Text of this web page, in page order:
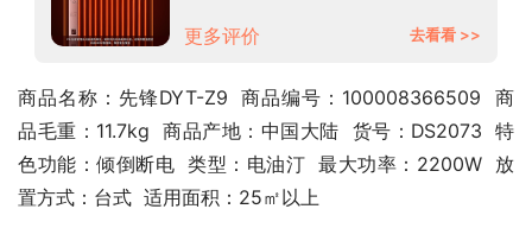
更多评价 去看看 >>
商品名称：先锋DYT-Z9  商品编号：100008366509  商
品毛重：11.7kg  商品产地：中国大陆  货号：DS2073  特
色功能：倾倒断电  类型：电油汀  最大功率：2200W  放
置方式：台式  适用面积：25㎡以上